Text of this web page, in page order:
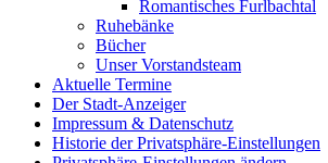
Romantisches Furlbachtal
Ruhebänke
Bücher
Unser Vorstandsteam
Aktuelle Termine
Der Stadt-Anzeiger
Impressum & Datenschutz
Historie der Privatsphäre-Einstellungen